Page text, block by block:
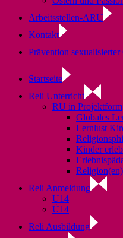
Arbeitsstellen-ARU
Kontakt
Prävention
Startseite
Reli Unterricht
RU in Projektform
Globales
Lernlust
Kinder
Reli Anmeldung
U14
Ü14
Reli Ausbildung